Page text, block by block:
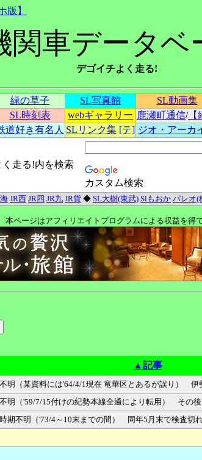
版】
関車データベ
デゴイチよく走る!
緑の草子 SL写真館
SL動画集
SL時刻表 webギャラリー 鹿瀬町通信/【
道好き有名人 SLリンク集 [テ] ジオ・アーカ
く走る!内を検索
カスタム検索
JR西 JR四 JR九 JR貨 ◆ SL大樹(東武) Slもおか パレオ(
本ページはアフィリエイトプログラムによる収益を得
▲記事
（某資料には'64/4/1現在 竜華区とあるが誤り） 伊
（'59/7/15付けの紀勢本線全通により転用） その
不明（'73/4～10末までの間） 同年5月末で検査切